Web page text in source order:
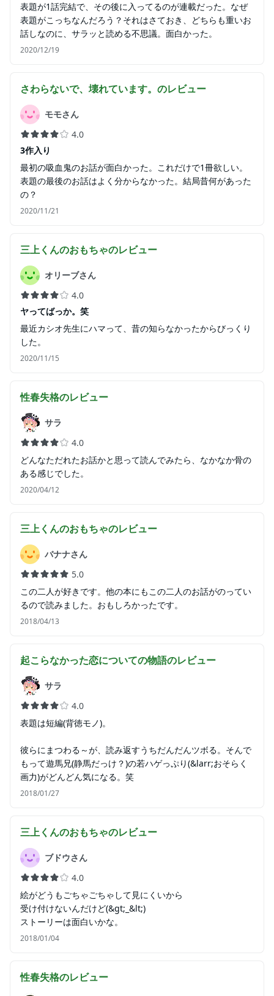
表題が1話完結で、その後に入ってるのが連載だった。なぜ
表題がこっちなんだろう？それはさておき、どちらも重いお
話しなのに、サラッと読める不思議。面白かった。
2020/12/19
さわらないで、壊れています。 のレビュー
モモさん
4.0
3作入り
最初の吸血鬼のお話が面白かった。これだけで1冊欲しい。
表題の最後のお話はよく分からなかった。結局昔何があった
の？
2020/11/21
三上くんのおもちゃのレビュー
オリーブさん
4.0
ヤってばっか。笑
最近カシオ先生にハマって、昔の知らなかったからびっくり
した。
2020/11/15
性春失格のレビュー
サラ
4.0
どんなただれたお話かと思って読んでみたら、なかなか骨の
ある感じでした。
2020/04/12
三上くんのおもちゃのレビュー
バナナさん
5.0
この二人が好きです。他の本にもこの二人のお話がのってい
るので読みました。おもしろかったです。
2018/04/13
起こらなかった恋についての物語のレビュー
サラ
4.0
表題は短編(背徳モノ)。
彼らにまつわる～が、読み返すうちだんだんツボる。そんで
もって遊馬兄(静馬だっけ？)の若ハゲっぷり(&larr;おそらく
画力)がどんどん気になる。笑
2018/01/27
三上くんのおもちゃのレビュー
ブドウさん
4.0
絵がどうもごちゃごちゃして見にくいから
受け付けないんだけど(&gt;_&lt;)
ストーリーは面白いかな。
2018/01/04
性春失格のレビュー